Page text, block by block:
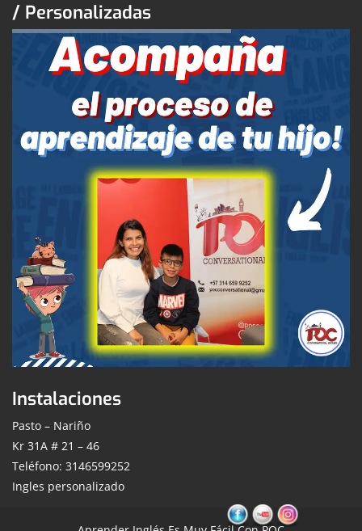
/ Personalizadas
Instalaciones
Pasto – Nariño
Kr 31A # 21 – 46
Teléfono: 3146599252
Ingles personalizado